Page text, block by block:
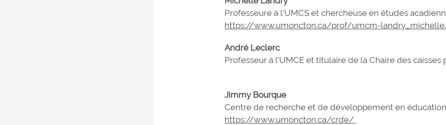
Professeure à l'UMCS et chercheuse en études
https://www.umoncton.ca/prof/umcm-
André Leclerc
Professeur à l'UMCE et titulaire de la Chaire des
Jimmy Bourque
Centre de recherche et de développement en
https://www.umoncton.ca/crde/